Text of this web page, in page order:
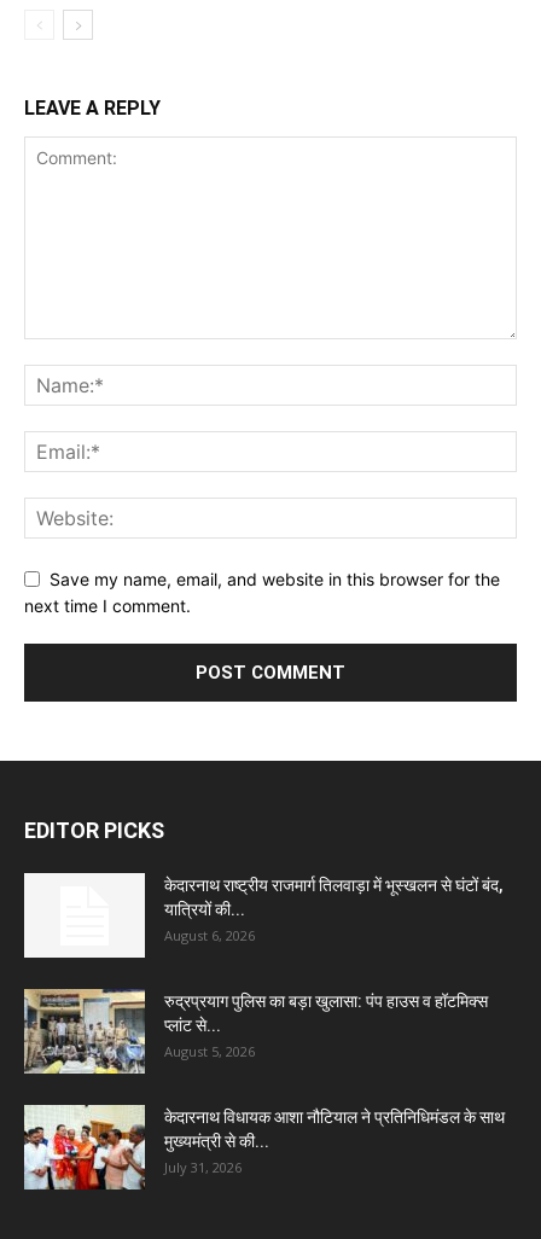
LEAVE A REPLY
Save my name, email, and website in this browser for the
next time I comment.
EDITOR PICKS
केदारनाथ राष्ट्रीय राजमार्ग तिलवाड़ा में भूस्खलन से घंटों बंद,
यात्रियों की...
August 6, 2026
रुद्रप्रयाग पुलिस का बड़ा खुलासा: पंप हाउस व हॉटमिक्स
प्लांट से...
August 5, 2026
केदारनाथ विधायक आशा नौटियाल ने प्रतिनिधिमंडल के साथ
मुख्यमंत्री से की...
July 31, 2026